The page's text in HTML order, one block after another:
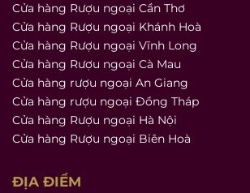
Cửa hàng Rượu ngoại Cần Thơ
Cửa hàng Rượu ngoại Khánh Hoà
Cửa hàng Rượu ngoại Vĩnh Long
Cửa hàng Rượu ngoại Cà Mau
Cửa hàng rượu ngoại An Giang
Cửa hàng rượu ngoại Đồng Tháp
Cửa hàng Rượu ngoại Hà Nội
Cửa hàng Rượu ngoại Biên Hoà
ĐỊA ĐIỂM